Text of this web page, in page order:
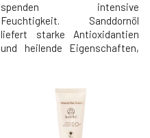
spenden intensive
Feuchtigkeit. Sanddornöl
liefert starke Antioxidantien
und heilende Eigenschaften,
Natürlicher Lippenbalsam.
Sicher für Sie und die Natur.
Endlich ein Lippenbalsam mit
Sonnenschutz ohne Bedenken.